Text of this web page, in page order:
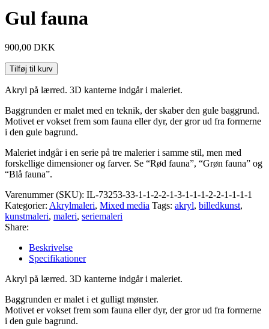
Gul fauna
900,00 DKK
Tilføj til kurv
Akryl på lærred. 3D kanterne indgår i maleriet.
Baggrunden er malet med en teknik, der skaber den gule baggrund.
Motivet er vokset frem som fauna eller dyr, der gror ud fra formerne
i den gule bagrund.
Maleriet indgår i en serie på tre malerier i samme stil, men med
forskellige dimensioner og farver. Se “Rød fauna”, “Grøn fauna” og
“Blå fauna”.
Varenummer (SKU): IL-73253-33-1-1-2-2-1-3-1-1-1-2-2-1-1-1-1
Kategorier: Akrylmaleri, Mixed media Tags: akryl, billedkunst,
kunstmaleri, maleri, seriemaleri
Share:
Beskrivelse
Specifikationer
Akryl på lærred. 3D kanterne indgår i maleriet.
Baggrunden er malet i et gulligt mønster.
Motivet er vokset frem som fauna eller dyr, der gror ud fra formerne
i den gule bagrund.